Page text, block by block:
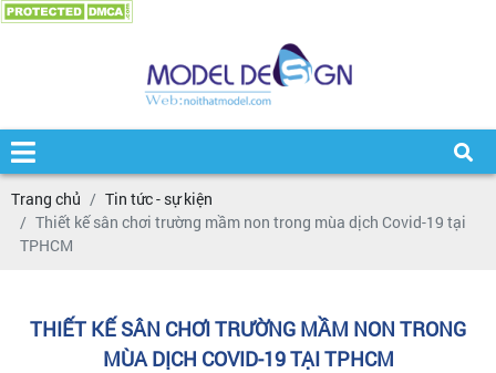
Trang chủ
Tin tức - sự kiện
Thiết kế sân chơi trường mầm non trong mùa dịch Covid-19 tại
TPHCM
THIẾT KẾ SÂN CHƠI TRƯỜNG MẦM NON TRONG
MÙA DỊCH COVID-19 TẠI TPHCM